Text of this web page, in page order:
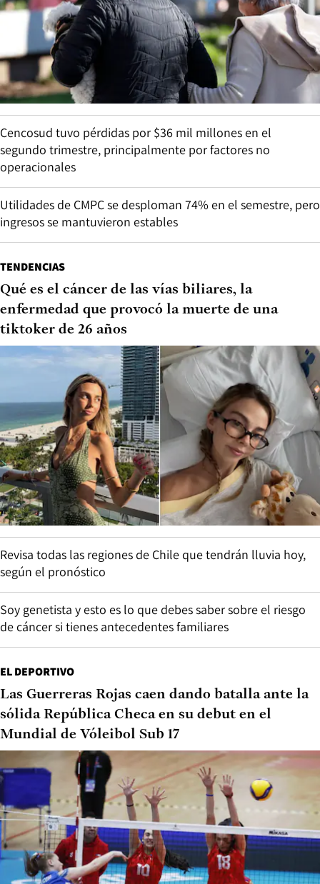
Cencosud tuvo pérdidas por $36 mil millones en el
segundo trimestre, principalmente por factores no
operacionales
Utilidades de CMPC se desploman 74% en el semestre, pero
ingresos se mantuvieron estables
TENDENCIAS
Qué es el cáncer de las vías biliares, la
enfermedad que provocó la muerte de una
tiktoker de 26 años
Revisa todas las regiones de Chile que tendrán lluvia hoy,
según el pronóstico
Soy genetista y esto es lo que debes saber sobre el riesgo
de cáncer si tienes antecedentes familiares
EL DEPORTIVO
Las Guerreras Rojas caen dando batalla ante la
sólida República Checa en su debut en el
Mundial de Vóleibol Sub 17